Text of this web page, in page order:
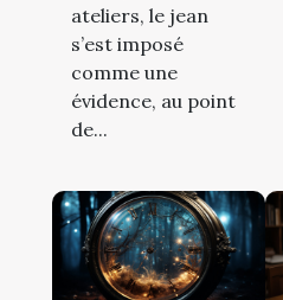
ateliers, le jean
s’est imposé
comme une
évidence, au point
de...